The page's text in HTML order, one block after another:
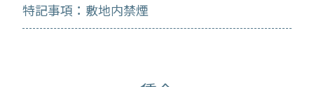
特記事項：敷地内禁煙